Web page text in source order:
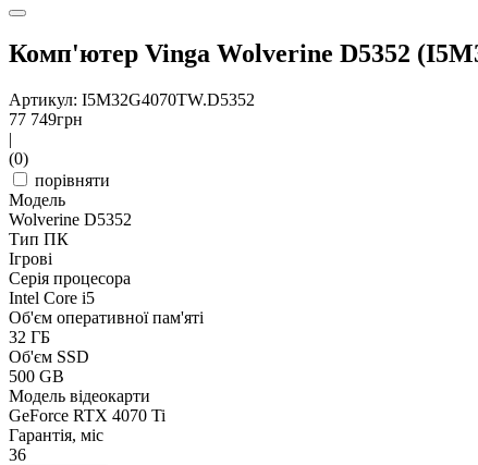
Комп'ютер Vinga Wolverine D5352
Артикул: I5M32G4070TW.D5352
77 749грн
|
(0)
порівняти
Модель
Wolverine D5352
Тип ПК
Ігрові
Серія процесора
Intel Core i5
Об'єм оперативної пам'яті
32 ГБ
Об'єм SSD
500 GB
Модель відеокарти
GeForce RTX 4070 Ti
Гарантія, міс
36